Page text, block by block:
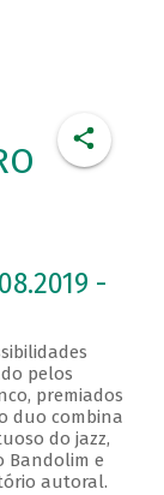
-
pelos
premiados
duo combina
do jazz,
Bandolim e
autoral.